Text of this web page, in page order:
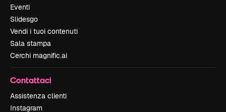
Eventi
Slidesgo
Vendi i tuoi contenuti
Sala stampa
Cerchi magnific.ai
Contattaci
Assistenza clienti
Instagram